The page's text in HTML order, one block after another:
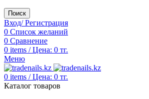
Поиск
Вход/ Регистрация
0 Список желаний
0 Сравнение
0 items / Цена: 0 тг.
Меню
0 items / Цена: 0 тг.
Каталог товаров